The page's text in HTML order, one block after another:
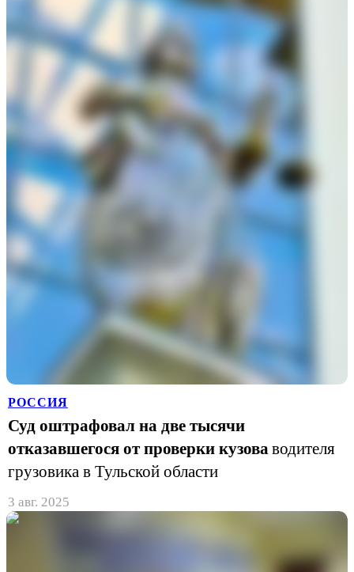
РОССИЯ
Суд оштрафовал на две тысячи
отказавшегося от проверки кузова водителя
грузовика в Тульской области
3 авг. 2025